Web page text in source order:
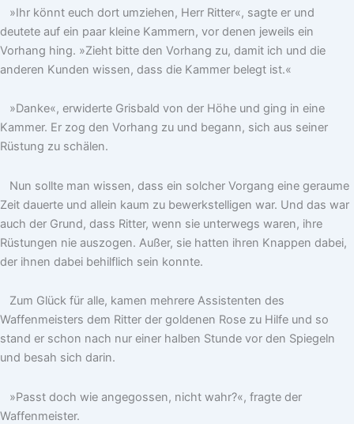
»Ihr könnt euch dort umziehen, Herr Ritter«, sagte er und
deutete auf ein paar kleine Kammern, vor denen jeweils ein
Vorhang hing. »Zieht bitte den Vorhang zu, damit ich und die
anderen Kunden wissen, dass die Kammer belegt ist.«
»Danke«, erwiderte Grisbald von der Höhe und ging in eine
Kammer. Er zog den Vorhang zu und begann, sich aus seiner
Rüstung zu schälen.
Nun sollte man wissen, dass ein solcher Vorgang eine geraume
Zeit dauerte und allein kaum zu bewerkstelligen war. Und das war
auch der Grund, dass Ritter, wenn sie unterwegs waren, ihre
Rüstungen nie auszogen. Außer, sie hatten ihren Knappen dabei,
der ihnen dabei behilflich sein konnte.
Zum Glück für alle, kamen mehrere Assistenten des
Waffenmeisters dem Ritter der goldenen Rose zu Hilfe und so
stand er schon nach nur einer halben Stunde vor den Spiegeln
und besah sich darin.
»Passt doch wie angegossen, nicht wahr?«, fragte der
Waffenmeister.